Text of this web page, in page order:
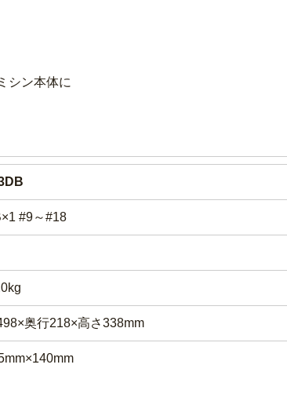
シン本体に
#9～#18
奥行218×高さ338mm